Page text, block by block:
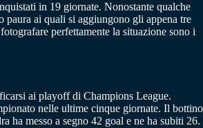
in 19 giornate. Nonostante qualche
paura ai quali si aggiungono gli appena tre
perfettamente la situazione sono i
ai playoff di Champions League.
nelle ultime cinque giornate. Il bottino
ha messo a segno 42 goal e ne ha subiti 26.